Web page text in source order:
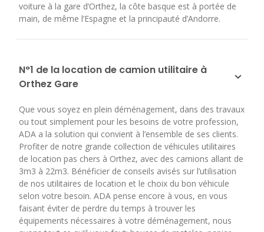
voiture à la gare d’Orthez, la côte basque est à portée de
main, de même l’Espagne et la principauté d’Andorre.
N°1 de la location de camion utilitaire à
Orthez Gare
Que vous soyez en plein déménagement, dans des travaux
ou tout simplement pour les besoins de votre profession,
ADA a la solution qui convient à l’ensemble de ses clients.
Profiter de notre grande collection de véhicules utilitaires
de location pas chers à Orthez, avec des camions allant de
3m3 à 22m3. Bénéficier de conseils avisés sur l’utilisation
de nos utilitaires de location et le choix du bon véhicule
selon votre besoin. ADA pense encore à vous, en vous
faisant éviter de perdre du temps à trouver les
équipements nécessaires à votre déménagement, nous